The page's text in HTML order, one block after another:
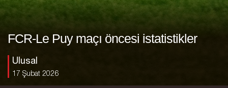
FCR-Le Puy maçı öncesi istatistikler
Ulusal
17 Şubat 2026